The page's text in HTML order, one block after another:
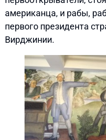
американца, и рабы,
первого президента
Вирджинии.